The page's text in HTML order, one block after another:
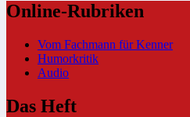
Online-Rubriken
Vom Fachmann für Kenner
Humorkritik
Audio
Das Heft